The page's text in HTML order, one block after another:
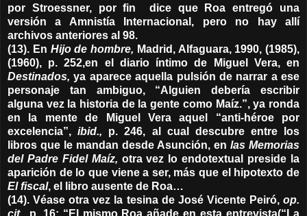
por Stroessner, por fin dice que Roa entregó una
versión a Amnistía Internacional, pero no hay allí
archivos anteriores al 98.
(13). En Hijo de hombre, Madrid, Alfaguara, 1990, (1985),
(1960), p. 252,en el diario íntimo de Miguel Vera, en
Destinados,ya aparece aquella pulsión de narrar a ese
personaje tan ambiguo, “Alguien debería escribir
alguna vez la historia de la gente como Maíz.”, ya ronda
en la mente de Miguel Vera aquel “anti-héroe por
excelencia”,ibid., p. 246, al cual descubre entre los
libros que le mandan desde Asunción, en las Memorias
del Padre Fidel Maíz, otra vez lo endotextual preside la
aparición de lo que viene a ser, más que el hipotexto de
El fiscal, el libro ausente de Roa…
(14). Véase otra vez la tesina de José Vicente Peiró, op.
cit.,
p. 16: “El mismo Roa añade en esta entrevista(“La